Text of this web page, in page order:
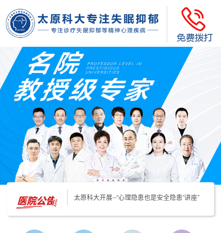
太原科大开展--“心理隐患也是安全隐患”讲座”
太原科大开展心理沙盘团体体验系列公益活动